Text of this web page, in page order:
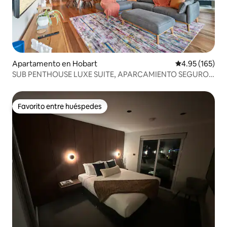
Apartamento en Hobart Calificación
4.95 (165)
SUB PENTHOUSE LUXE SUITE, APARCAMIENTO SEGURO
Favorito entre huéspedes
Favorito entre huéspedes